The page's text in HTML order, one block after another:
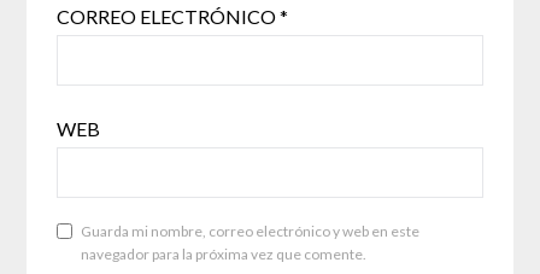
CORREO ELECTRÓNICO*
WEB
Guarda mi nombre, correo electrónico y web en este
navegador para la próxima vez que comente.